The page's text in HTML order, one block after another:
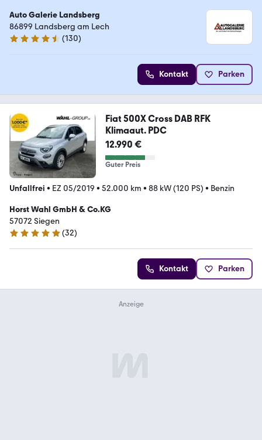
Auto Galerie Landsberg
86899 Landsberg am Lech
4.4 Sterne
(130)
Kontakt Parken
Fiat 500X Cross DAB RFK
Klimaaut. PDC
12.990 €
Guter Preis
Unfallfrei • EZ 05/2019 • 52.000 km • 88 kW (120 PS) • Benzin
Horst Wahl GmbH & Co.KG
57072 Siegen
5 Sterne
(32)
Kontakt Parken